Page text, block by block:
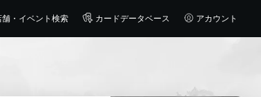
舗・イベント検索 カードデータベース アカウント